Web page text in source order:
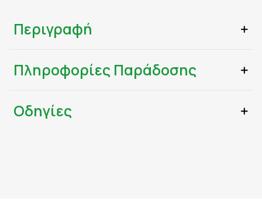
Περιγραφή
Πληροφορίες Παράδοσης
Οδηγίες